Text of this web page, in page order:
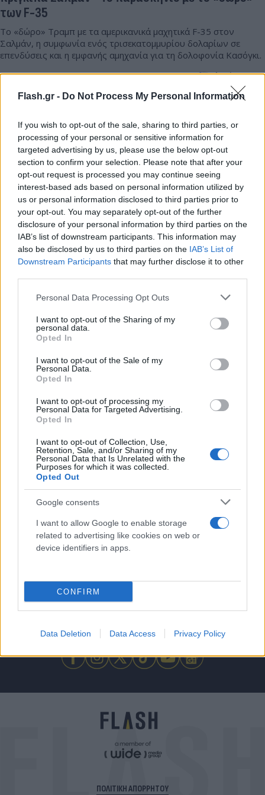
Flash.gr - Do Not Process My Personal Information
If you wish to opt-out of the sale, sharing to third parties, or
processing of your personal or sensitive information for
targeted advertising by us, please use the below opt-out
section to confirm your selection. Please note that after your
opt-out request is processed you may continue seeing
interest-based ads based on personal information utilized by
us or personal information disclosed to third parties prior to
your opt-out. You may separately opt-out of the further
disclosure of your personal information by third parties on the
IAB’s list of downstream participants. This information may
also be disclosed by us to third parties on the IAB’s List of
Downstream Participants that may further disclose it to other
Please note that this website/app uses one or more Google
not limited to your visit or usage behaviour. You may click to
grant or deny consent to Google and its third-party tags to
use your data for below specified purposes in below Google
consent section.
Personal Data Processing Opt Outs
I want to opt-out of the Sharing of my
personal data.
Opted In
I want to opt-out of the Sale of my
Personal Data.
Opted In
I want to opt-out of processing my
Personal Data for Targeted Advertising.
Opted In
I want to opt-out of Collection, Use,
Retention, Sale, and/or Sharing of my
Personal Data that Is Unrelated with the
Purposes for which it was collected.
Opted Out
Google consents
I want to allow Google to enable storage
related to advertising like cookies on web or
device identifiers in apps.
CONFIRM
Data Deletion Data Access Privacy Policy
των F-35
Το «δώρο» Τραμπ με τα αμερικανικά μαχητικά F-35 στον
Σαλμάν, η συμφωνία ενός τρισεκατομμυρίου δολαρίων σε
επενδύσεις και η εμφανής αμηχανία για τη δολοφονία Κασόγκι.
Δημήτρης
Σουλτογιάννης
CNN: Γιατί οι Άραβες σύμμαχοι γυρίζουν την
πλάτη στην Ουάσιγκτον και μιλούν με την
Τεχεράνη
Σύμφωνα με το αμερικανικό δίκτυο τα κράτη του Κόλπου
για κατάπαυση παραπαίουν.
Flash.gr
Για να μην μένεις στο σκοτάδι...
ακολούθησε το Flash.gr
ΠΟΛΙΤΙΚΗ ΑΠΟΡΡΗΤΟΥ